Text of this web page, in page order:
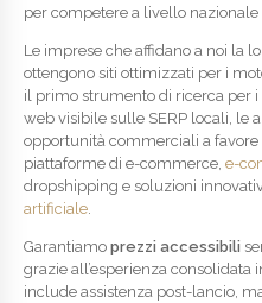
per competere a livello nazionale
Le imprese che affidano a noi la
ottengono siti ottimizzati per i
il primo strumento di ricerca per
web visibile sulle SERP locali, le
opportunità commerciali a
piattaforme di e-commerce, e-
dropshipping e soluzioni
artificiale
Garantiamo prezzi accessibili
grazie all’esperienza consolidata
include assistenza post-lancio,